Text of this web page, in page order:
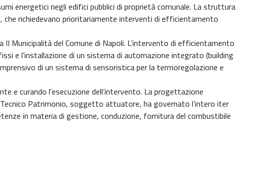
energetici negli edifici pubblici di proprietà comunale. La struttura
che richiedevano prioritariamente interventi di efficientamento
Municipalità del Comune di Napoli. L’intervento di efficientamento
e l’installazione di un sistema di automazione integrato (building
di un sistema di sensoristica per la termoregolazione e
e curando l'esecuzione dell’intervento. La progettazione
Patrimonio, soggetto attuatore, ha governato l’intero iter
in materia di gestione, conduzione, fornitura del combustibile